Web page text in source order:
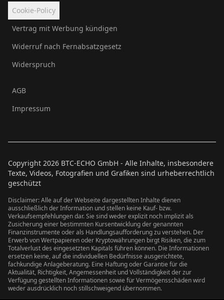
Cookie-Policy
Vertrag mit Werbung kündigen
Widerruf nach Fernabsatzgesetz
Widerspruch
AGB
Impressum
Copyright 2026 BTC-ECHO GmbH - Alle Inhalte, insbesondere
Texte, Videos, Fotografien und Grafiken sind urheberrechtlich
geschützt
Disclaimer: Alle auf der Webseite dargestellten Inhalte dienen
ausschließlich der Information und stellen keine Kauf- bzw.
Verkaufsempfehlungen dar. Sie sind weder explizit noch implizit als
Zusicherung einer bestimmten Kursentwicklung der genannten
Finanzinstrumente oder als Handlungsaufforderung zu verstehen. Der
Erwerb von Wertpapieren oder Kryptowährungen birgt Risiken, die zum
Totalverlust des eingesetzten Kapitals führen können. Die Informationen
ersetzen keine, auf die individuellen Bedürfnisse ausgerichtete,
fachkundige Anlageberatung. Eine Haftung oder Garantie für die
Aktualität, Richtigkeit, Angemessenheit und Vollständigkeit der zur
Verfügung gestellten Informationen sowie für Vermögensschäden wird
weder ausdrücklich noch stillschweigend übernommen.